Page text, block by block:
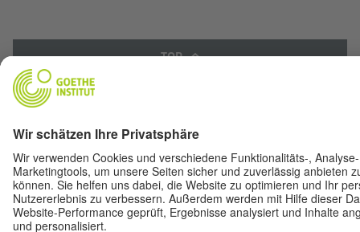
TOP
Zur klassischen Ansicht
Nutzungsbedingungen Datenschutz | Impressum
© Goethe-Institut 2026